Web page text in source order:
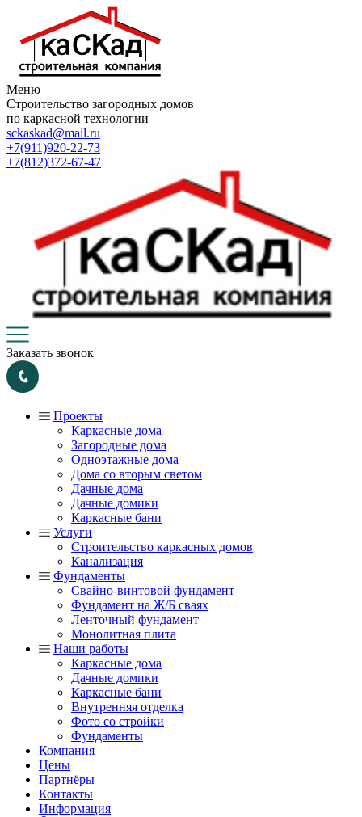
Меню
Строительство загородных домов
по каркасной технологии
sckaskad@mail.ru
+7(911)920-22-73
+7(812)372-67-47
Заказать звонок
Проекты
Каркасные дома
Загородные дома
Одноэтажные дома
Дома со вторым светом
Дачные дома
Дачные домики
Каркасные бани
Услуги
Строительство каркасных домов
Канализация
Фундаменты
Свайно-винтовой фундамент
Фундамент на Ж/Б сваях
Ленточный фундамент
Монолитная плита
Наши работы
Каркасные дома
Дачные домики
Каркасные бани
Внутренняя отделка
Фото со стройки
Фундаменты
Компания
Цены
Партнёры
Контакты
Информация